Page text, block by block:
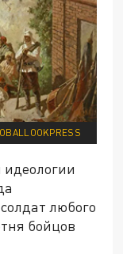
идеологии
любого
бойцов